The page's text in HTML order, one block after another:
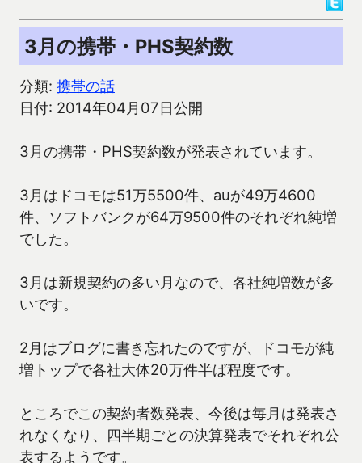
3月の携帯・PHS契約数
分類: 携帯の話
日付: 2014年04月07日公開
3月の携帯・PHS契約数が発表されています。
3月はドコモは51万5500件、auが49万4600
件、ソフトバンクが64万9500件のそれぞれ純増
でした。
3月は新規契約の多い月なので、各社純増数が多
いです。
2月はブログに書き忘れたのですが、ドコモが純
増トップで各社大体20万件半ば程度です。
ところでこの契約者数発表、今後は毎月は発表さ
れなくなり、四半期ごとの決算発表でそれぞれ公
表するようです。